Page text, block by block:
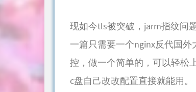
现如今tls被突破，jarm指纹问
一篇只需要一个nginx反代国
控，做一个简单的，可以轻松
c盘自己改改配置直接就能用。